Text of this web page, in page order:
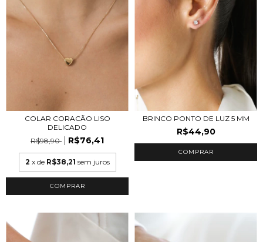
COLAR CORACÃO LISO
DELICADO
R$98,90
R$76,41
2 x de R$38,21 sem juros
COMPRAR
BRINCO PONTO DE LUZ 5 MM
R$44,90
COMPRAR